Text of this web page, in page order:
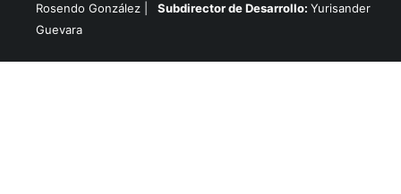
Rosendo González |
Subdirector de Desarrollo: Yurisander
Guevara